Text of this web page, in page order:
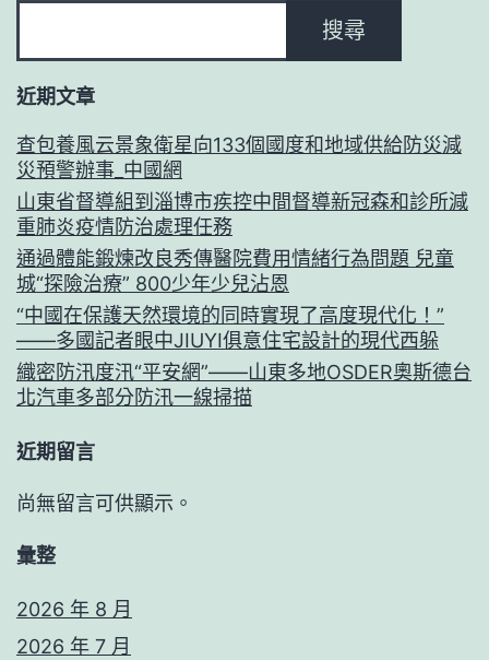
搜尋
近期文章
查包養風云景象衛星向133個國度和地域供給防災減
災預警辦事_中國網
山東省督導組到淄博市疾控中間督導新冠森和診所減
重肺炎疫情防治處理任務
通過體能鍛煉改良秀傳醫院費用情緒行為問題 兒童
城“探險治療” 800少年少兒沾恩
“中國在保護天然環境的同時實現了高度現代化！”
——多國記者眼中JIUYI俱意住宅設計的現代西躲
織密防汛度汛“平安網”——山東多地OSDER奧斯德台
北汽車多部分防汛一線掃描
近期留言
尚無留言可供顯示。
彙整
2026 年 8 月
2026 年 7 月